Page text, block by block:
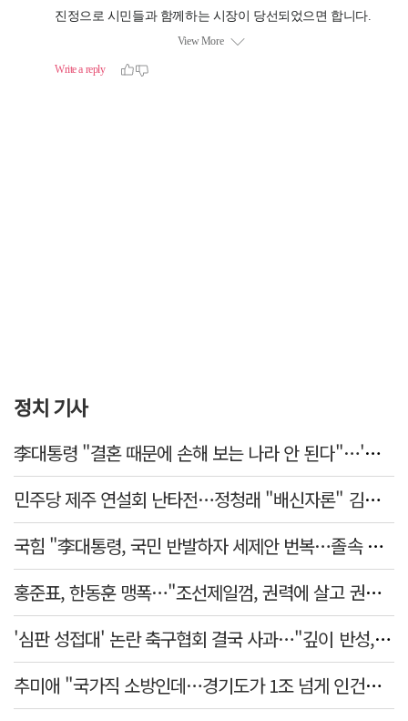
정치 기사
李대통령 "결혼 때문에 손해 보는 나라 안 된다"…'결혼 페널티' 22개 손본다
민주당 제주 연설회 난타전…정청래 "배신자론" 김민석 "관리 무능"
국힘 "李대통령, 국민 반발하자 세제안 번복…졸속 국정 즉각 중단"
홍준표, 한동훈 맹폭…"조선제일껌, 권력에 살고 권력에 죽었다"
'심판 성접대' 논란 축구협회 결국 사과…"깊이 반성, 쇄신하겠다"
추미애 "국가직 소방인데…경기도가 1조 넘게 인건비 대납"